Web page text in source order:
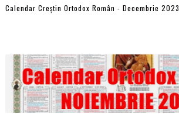
Calendar Creștin Ortodox Român - Decembrie 2023